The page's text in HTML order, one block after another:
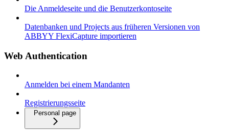
Die Anmeldeseite und die Benutzerkontoseite
Datenbanken und Projects aus früheren Versionen von
ABBYY FlexiCapture importieren
Web Authentication
Anmelden bei einem Mandanten
Registrierungsseite
Personal page